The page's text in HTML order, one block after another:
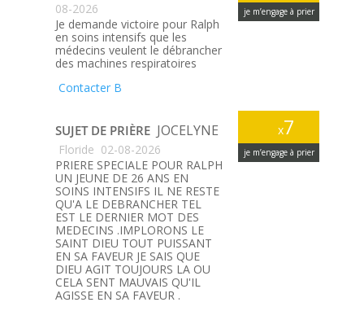
je m’engage à prier
08-2026
Je demande victoire pour Ralph
en soins intensifs que les
médecins veulent le débrancher
des machines respiratoires
Contacter B
x7
je m’engage à prier
SUJET DE PRIÈRE JOCELYNE
Floride 02-08-2026
PRIERE SPECIALE POUR RALPH
UN JEUNE DE 26 ANS EN
SOINS INTENSIFS IL NE RESTE
QU'A LE DEBRANCHER TEL
EST LE DERNIER MOT DES
MEDECINS .IMPLORONS LE
SAINT DIEU TOUT PUISSANT
EN SA FAVEUR JE SAIS QUE
DIEU AGIT TOUJOURS LA OU
CELA SENT MAUVAIS QU'IL
AGISSE EN SA FAVEUR .